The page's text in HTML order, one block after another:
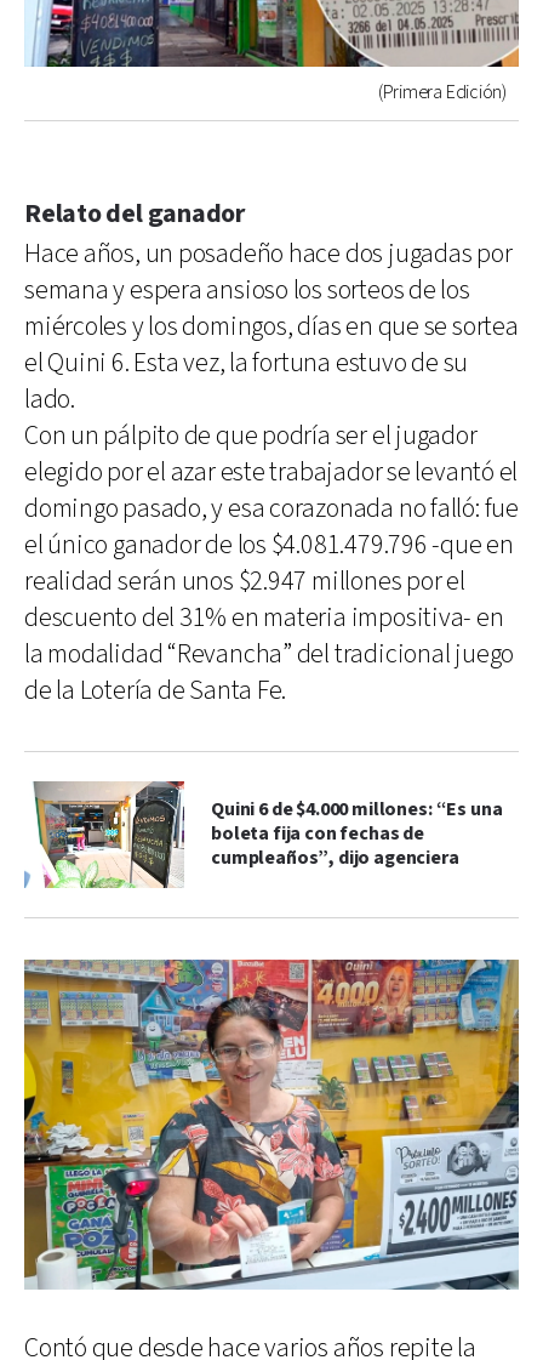
(Primera Edición)
Relato del ganador
Hace años, un posadeño hace dos jugadas por
semana y espera ansioso los sorteos de los
miércoles y los domingos, días en que se sortea
el Quini 6. Esta vez, la fortuna estuvo de su
lado.
Con un pálpito de que podría ser el jugador
elegido por el azar este trabajador se levantó el
domingo pasado, y esa corazonada no falló: fue
el único ganador de los $4.081.479.796 -que en
realidad serán unos $2.947 millones por el
descuento del 31% en materia impositiva- en
la modalidad “Revancha” del tradicional juego
de la Lotería de Santa Fe.
Quini 6 de $4.000 millones: “Es una
boleta fija con fechas de
cumpleaños”, dijo agenciera
Contó que desde hace varios años repite la